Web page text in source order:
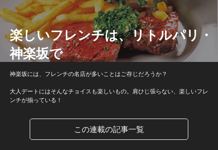
楽しいフレンチは、リトルパリ・
神楽坂で
神楽坂には、フレンチの名店が多いことはご存じだろうか？
大人デートにはそんなチョイスも楽しいもの。肩ひじ張らない、楽しいフレ
ンチが揃っている！
この連載の記事一覧